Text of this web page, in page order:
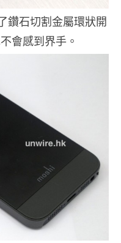
鑽石切割金屬環狀開
會感到界手。